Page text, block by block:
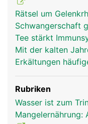
lymphatische
Immunsystems:
mit den
die Mandeln und
Dünndarms. In
Ausserdem
der spezifischen
Mandeln sind für
Rätsel um
Schwangerschaft
Tee stärkt
Mit der kalten
Erkältungen
Rubriken
Wasser ist zum
Mangelernährung: